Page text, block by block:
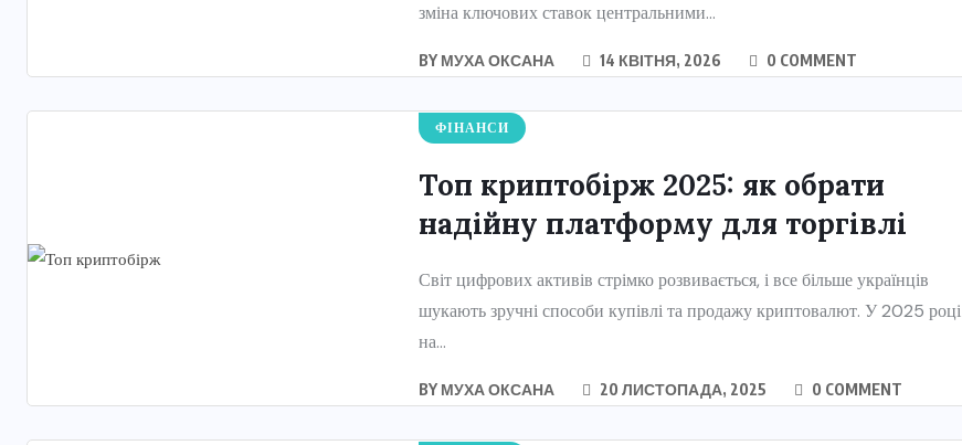
зміна ключових ставок центральними...
BY МУХА ОКСАНА 14 КВІТНЯ, 2026 0 COMMENT
ФІНАНСИ
Топ криптобірж 2025: як обрати
надійну платформу для торгівлі
Світ цифрових активів стрімко розвивається, і все більше українців
шукають зручні способи купівлі та продажу криптовалют. У 2025 році
на...
BY МУХА ОКСАНА 20 ЛИСТОПАДА, 2025 0 COMMENT